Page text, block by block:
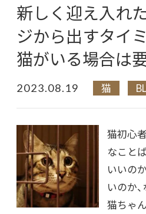
新しく迎え入れ
ジから出すタイ
猫がいる場合は
2023.08.19 猫
猫初心
なこと
いいの
いのか
猫ちゃ